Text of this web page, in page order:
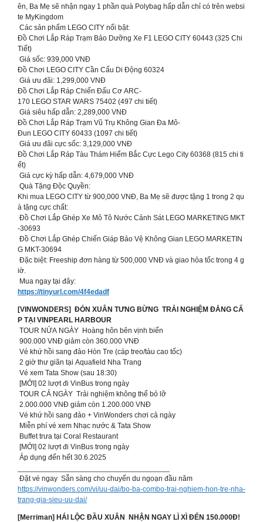
ên, Ba Mẹ sẽ nhận ngay 1 phần quà Polybag hấp dẫn chỉ có trên websi
te MyKingdom
Các sản phẩm LEGO CITY nổi bật:
Đồ Chơi Lắp Ráp Trạm Bảo Dưỡng Xe F1 LEGO CITY 60443 (325 Chi
Tiết)
Giá sốc: 939,000 VNĐ
Đồ Chơi LEGO CITY Cần Cẩu Di Động 60324
Giá ưu đãi: 1,299,000 VNĐ
Đồ Chơi Lắp Ráp Chiến Đấu Cơ ARC-
170 LEGO STAR WARS 75402 (497 chi tiết)
Giá siêu hấp dẫn: 2,289,000 VNĐ
Đồ Chơi Lắp Ráp Trạm Vũ Trụ Không Gian Đa Mô-
Đun LEGO CITY 60433 (1097 chi tiết)
Giá ưu đãi cực sốc: 3,129,000 VNĐ
Đồ Chơi Lắp Ráp Tàu Thám Hiểm Bắc Cực Lego City 60368 (815 chi ti
ết)
️ Giá cực kỳ hấp dẫn: 4,679,000 VNĐ
Quà Tặng Độc Quyền:
Khi mua LEGO CITY từ 900,000 VNĐ, Ba Mẹ sẽ được tặng 1 trong 2 qu
à tặng cực chất:
Đồ Chơi Lắp Ghép Xe Mô Tô Nước Cảnh Sát LEGO MARKETING MKT
-30693
‍ Đồ Chơi Lắp Ghép Chiến Giáp Bảo Vệ Không Gian LEGO MARKETIN
G MKT-30694
Đặc biệt: Freeship đơn hàng từ 500,000 VNĐ và giao hỏa tốc trong 4 g
iờ.
Mua ngay tại đây:
https://tinyurl.com/4f4edadf
[VINWONDERS] ĐÓN XUÂN TƯNG BỪNG TRẢI NGHIỆM ĐẲNG CẤ
P TẠI VINPEARL HARBOUR
TOUR NỬA NGÀY Hoàng hôn bên vịnh biển
900.000 VNĐ giảm còn 360.000 VNĐ
Vé khứ hồi sang đảo Hòn Tre (cáp treo/tàu cao tốc)
2 giờ thư giãn tại Aquafield Nha Trang
Vé xem Tata Show (sau 18:30)
[MỚI] 02 lượt đi VinBus trong ngày
TOUR CẢ NGÀY Trải nghiệm không thể bỏ lỡ
2.000.000 VNĐ giảm còn 1.200.000 VNĐ
Vé khứ hồi sang đảo + VinWonders chơi cả ngày
Miễn phí vé xem Nhạc nước & Tata Show
Buffet trưa tại Coral Restaurant
[MỚI] 02 lượt đi VinBus trong ngày
Áp dụng đến hết 30.6.2025
Đặt vé ngay Sẵn sàng cho chuyến du ngoạn đầu năm
https://vinwonders.com/vi/uu-dai/bo-ba-combo-trai-nghiem-hon-tre-nha-
trang-gia-sieu-uu-dai/
[Merriman] HÁI LỘC ĐẦU XUÂN NHẬN NGAY LÌ XÌ ĐẾN 150.000Đ!